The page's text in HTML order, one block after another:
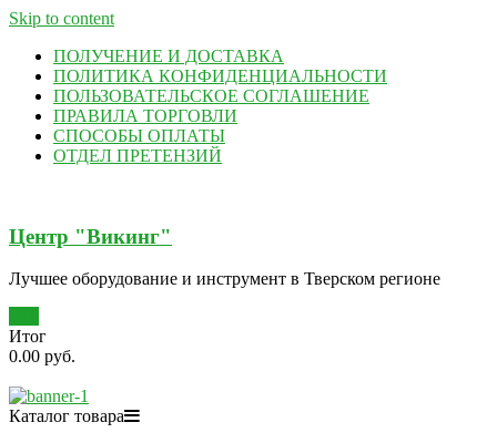
Skip to content
ПОЛУЧЕНИЕ И ДОСТАВКА
ПОЛИТИКА КОНФИДЕНЦИАЛЬНОСТИ
ПОЛЬЗОВАТЕЛЬСКОЕ СОГЛАШЕНИЕ
ПРАВИЛА ТОРГОВЛИ
СПОСОБЫ ОПЛАТЫ
ОТДЕЛ ПРЕТЕНЗИЙ
Центр "Викинг"
Лучшее оборудование и инструмент в Тверском регионе
Итог
0.00 руб.
Каталог товара